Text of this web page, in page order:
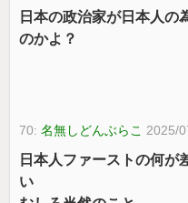
日本の政治家が日本人の
のかよ？
70:名無しどんぶらこ 2025/
日本人ファーストの何が
い